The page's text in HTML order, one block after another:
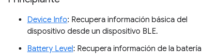
Device Info: Recupera información básica del
dispositivo desde un dispositivo BLE.
Battery Level: Recupera información de la batería